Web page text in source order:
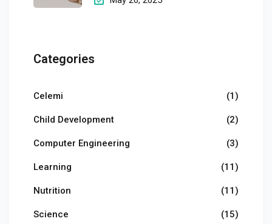
Categories
Celemi (1)
Child Development (2)
Computer Engineering (3)
Learning (11)
Nutrition (11)
Science (15)